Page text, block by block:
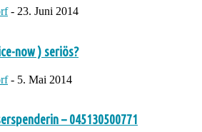
- 23. Juni 2014
now ) seriös?
- 5. Mai 2014
– 045130500771